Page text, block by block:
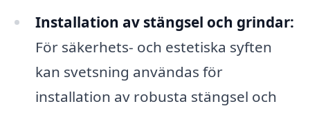
Installation av stängsel och grindar:
För säkerhets- och estetiska syften
kan svetsning användas för
installation av robusta stängsel och